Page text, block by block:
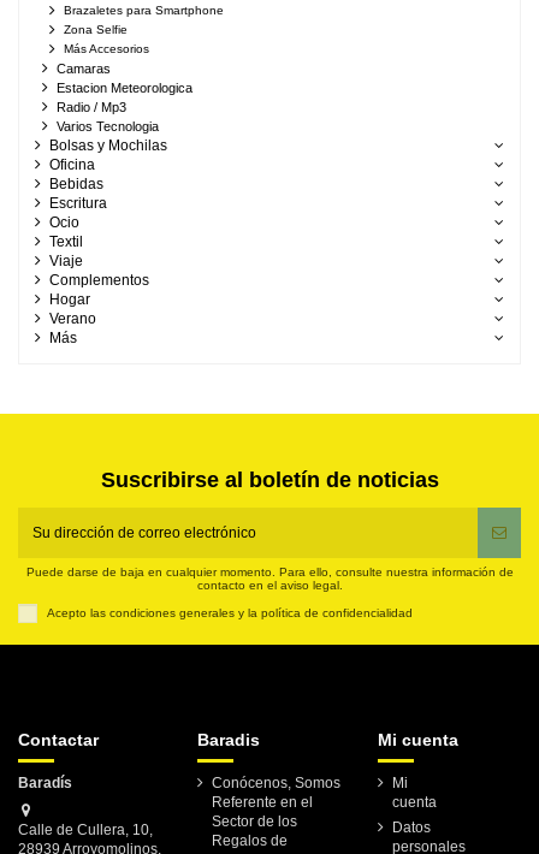
Brazaletes para Smartphone
Zona Selfie
Más Accesorios
Camaras
Estacion Meteorologica
Radio / Mp3
Varios Tecnologia
Bolsas y Mochilas
Oficina
Bebidas
Escritura
Ocio
Textil
Viaje
Complementos
Hogar
Verano
Más
Suscribirse al boletín de noticias
Puede darse de baja en cualquier momento. Para ello, consulte nuestra información de
contacto en el aviso legal.
Acepto las condiciones generales y la política de confidencialidad
Contactar
Baradís
Calle de Cullera, 10,
28939 Arroyomolinos,
Baradis
Conócenos, Somos
Referente en el
Sector de los
Regalos de
Mi cuenta
Mi
cuenta
Datos
personales